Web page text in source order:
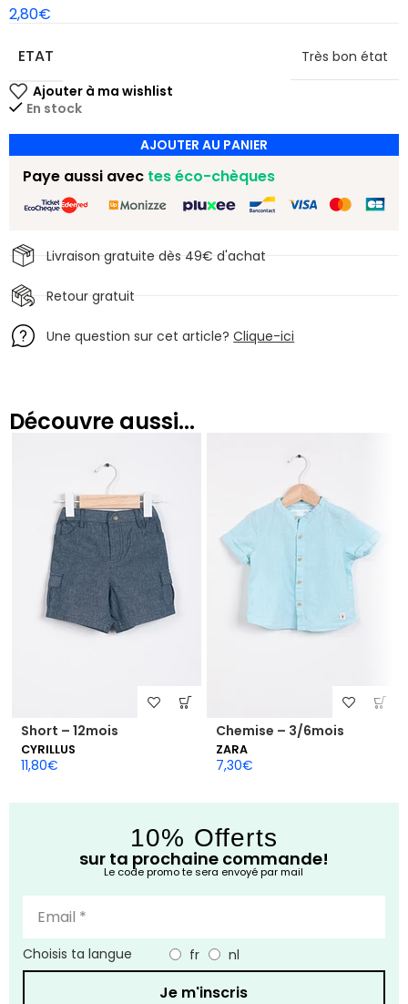
2,80€
ETAT
Très bon état
En stock
AJOUTER AU PANIER
Livraison gratuite dès 49€ d'achat
Retour gratuit
Une question sur cet article?Clique-ici
Paye aussi avec tes éco-chèques
Découvre aussi...
Short – 12mois
CYRILLUS
11,80€
Chemise – 3/6mois
ZARA
7,30€
10% Offerts
sur ta prochaine commande!
Le code promo te sera envoyé par mail
Choisis ta langue fr nl
Je m'inscris